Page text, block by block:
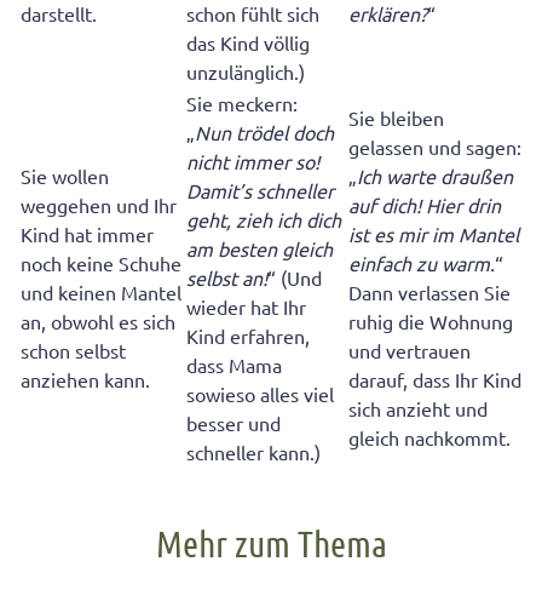
darstellt.
schon fühlt sich
das Kind völlig
unzulänglich.)
erklären?“
Sie wollen
weggehen und Ihr
Kind hat immer
noch keine Schuhe
und keinen Mantel
an, obwohl es sich
schon selbst
anziehen kann.
Sie meckern:
„Nun trödel doch
nicht immer so!
Damit’s schneller
geht, zieh ich dich
am besten gleich
selbst an!“ (Und
wieder hat Ihr
Kind erfahren,
dass Mama
sowieso alles viel
besser und
schneller kann.)
Sie bleiben
gelassen und sagen:
„Ich warte draußen
auf dich! Hier drin
ist es mir im Mantel
einfach zu warm.“
Dann verlassen Sie
ruhig die Wohnung
und vertrauen
darauf, dass Ihr Kind
sich anzieht und
gleich nachkommt.
Mehr zum Thema